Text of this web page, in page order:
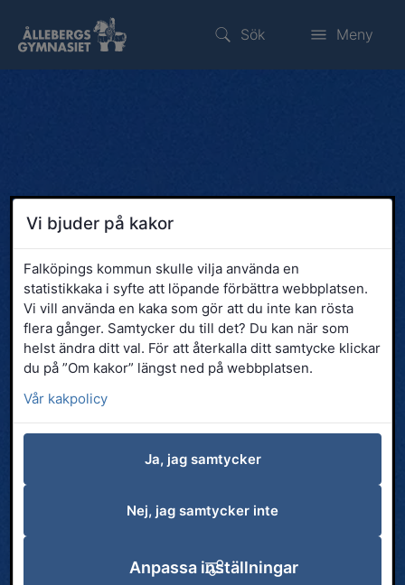
Sök Meny
Vi bjuder på kakor
Falköpings kommun skulle vilja använda en
statistikkaka i syfte att löpande förbättra webbplatsen.
Vi vill använda en kaka som gör att du inte kan rösta
flera gånger. Samtycker du till det? Du kan när som
helst ändra ditt val. För att återkalla ditt samtycke klickar
du på ”Om kakor” längst ned på webbplatsen.
Vår kakpolicy
Ja, jag samtycker
Nej, jag samtycker inte
Anpassa inställningar